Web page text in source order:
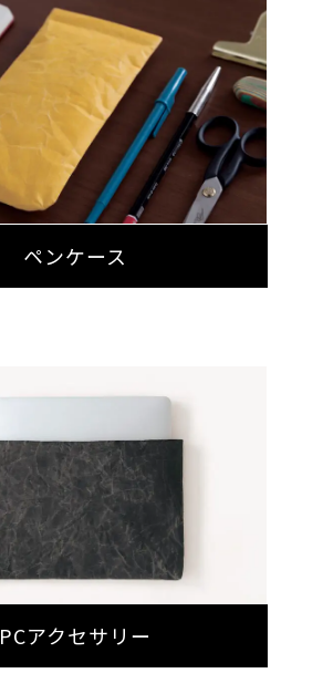
ペンケース
PCアクセサリー